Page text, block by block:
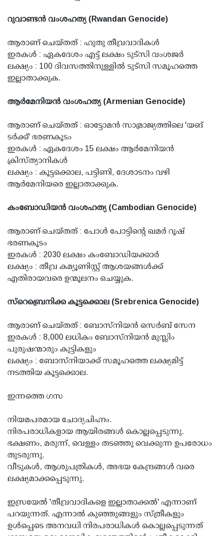
റുവാണ്ടന്‍ വംശഹത്യ (Rwandan Genocide)
ആരാണ് ചെയ്തത് : ഹുതു തീവ്രവാദികള്‍
ഇരകള്‍ : ഏകദേശം എട്ട് ലക്ഷം ടുട്സി വംശജര്‍
ലക്ഷ്യം : 100 ദിവസത്തിനുള്ളില്‍ ടുട്സി സമൂഹത്തെ
ഇല്ലാതാക്കുക.
ആര്‍മേനിയന്‍ വംശഹത്യ (Armenian Genocide)
ആരാണ് ചെയ്തത് : ഓട്ടോമന്‍ സാമ്രാജ്യത്തിലെ 'യങ്
ടര്‍ക്ക്' ഭരണകൂടം
ഇരകള്‍ : ഏകദേശം 15 ലക്ഷം ആര്‍മേനിയന്‍
ക്രിസ്ത്യാനികള്‍
ലക്ഷ്യം : കൂട്ടക്കൊല, പട്ടിണി, ദേശാടനം വഴി
ആര്‍മേനിയരെ ഇല്ലാതാക്കുക.
കംബോഡിയന്‍ വംശഹത്യ (Cambodian Genocide)
ആരാണ് ചെയ്തത് : പോള്‍ പോട്ടിന്റെ ഖമര്‍ റൂഷ്
ഭരണകൂടം
ഇരകള്‍ : 2030 ലക്ഷം കംബോഡിയക്കാര്‍
ലക്ഷ്യം : തീവ്ര കമ്യൂണിസ്റ്റ് ആശയങ്ങള്‍ക്ക്
എതിരായവരെ ഉന്മൂലനം ചെയ്യുക.
സ്‌റെബ്രെനിക്ക കൂട്ടക്കൊല (Srebrenica Genocide)
ആരാണ് ചെയ്തത് : ബോസ്‌നിയന്‍ സെര്‍ബ് സേന
ഇരകള്‍ : 8,000 ലധികം ബോസ്‌നിയന്‍ മുസ്ലിം
പുരുഷന്മാരും കുട്ടികളും
ലക്ഷ്യം : ബോസ്‌നിയാക്ക് സമൂഹത്തെ ലക്ഷ്യമിട്ട്
നടത്തിയ കൂട്ടക്കൊല.
ഇന്നത്തെ ഗസ
നിയമപരമായ ചോദ്യചിഹ്നം.
നിരപരാധികളായ ആയിരങ്ങള്‍ കൊല്ലപ്പെടുന്നു.
ഭക്ഷണം, മരുന്ന്, വെള്ളം തടഞ്ഞു വെക്കുന്ന ഉപരോധം
തുടരുന്നു.
വീടുകള്‍, ആശുപത്രികള്‍, അഭയ കേന്ദ്രങ്ങള്‍ വരെ
ലക്ഷ്യമാക്കപ്പെടുന്നു.
ഇസ്രയേല്‍ 'തീവ്രവാദികളെ ഇല്ലാതാക്കല്‍' എന്നാണ്
പറയുന്നത്. എന്നാല്‍ കുഞ്ഞുങ്ങളും സ്ത്രീകളും
ഉള്‍പ്പെടെ അനവധി നിരപരാധികള്‍ കൊല്ലപ്പെടുന്നത്